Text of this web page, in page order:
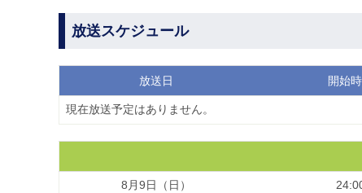
放送スケジュール
放送日 開始
現在放送予定はありません。
8月9日（日）